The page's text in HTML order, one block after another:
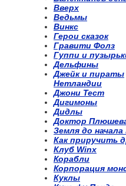
Вверх
Ведьмы
Винкс
Герои сказок
Гравити Фолз
Гуппи и
Дельфины
Джейк и пираты
Нетландии
Джони Тест
Дигимоны
Дидлы
Доктор
Земля до начала
Как приручить
Клуб Winx
Корабли
Корпорация
Куклы